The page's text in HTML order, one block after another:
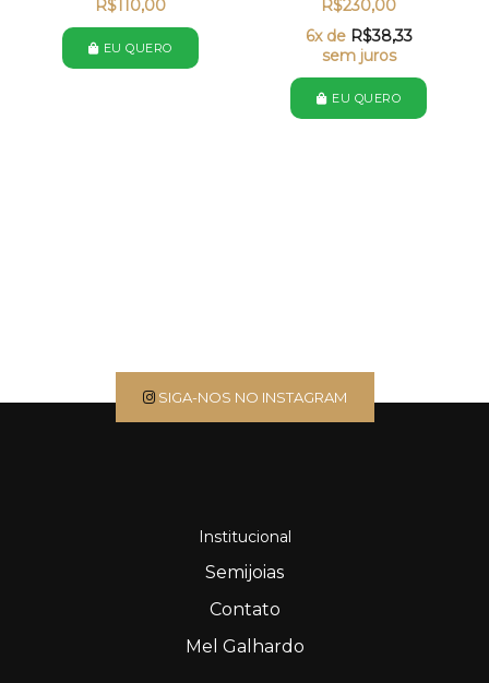
R$110,00
EU QUERO
R$230,00
6x de R$38,33
sem juros
EU QUERO
SIGA-NOS NO INSTAGRAM
Institucional
Semijoias
Contato
Mel Galhardo